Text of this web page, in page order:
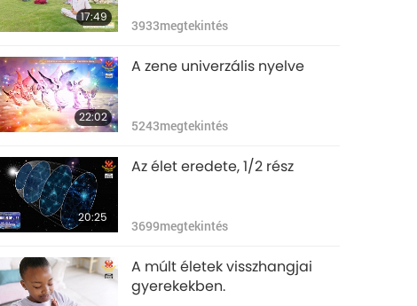
17:49
3933megtekintés
22:02
A zene univerzális nyelve
5243megtekintés
20:25
Az élet eredete, 1/2 rész
3699megtekintés
A múlt életek visszhangjai
gyerekekben.